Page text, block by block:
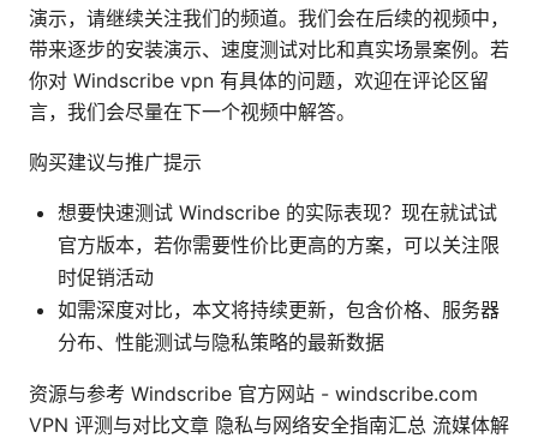
演示，请继续关注我们的频道。我们会在后续的视频中，
带来逐步的安装演示、速度测试对比和真实场景案例。若
你对 Windscribe vpn 有具体的问题，欢迎在评论区留
言，我们会尽量在下一个视频中解答。
购买建议与推广提示
想要快速测试 Windscribe 的实际表现？现在就试试
官方版本，若你需要性价比更高的方案，可以关注限
时促销活动
如需深度对比，本文将持续更新，包含价格、服务器
分布、性能测试与隐私策略的最新数据
资源与参考 Windscribe 官方网站 - windscribe.com
VPN 评测与对比文章 隐私与网络安全指南汇总 流媒体解